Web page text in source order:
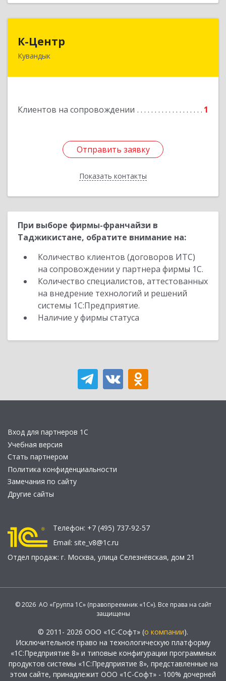
К-Центр
Кувандык
Клиентов на сопровождении 1
Отправить заявку
Показать контакты
462243, Оренбургская обл, Кувандыкский р-н,
Отправить заявку
Назад
При выборе фирмы-франчайзи в
Таджикистане, обратите внимание на:
Количество клиентов (договоров ИТС)
на сопровождении у партнера фирмы 1С.
Количество специалистов, аттестованных
на внедрение технологий и решений
системы 1С:Предприятие.
Наличие у фирмы статуса
Вход для партнеров 1С
Учебная версия
Стать партнером
Политика конфиденциальности
Замечания по сайту
Другие сайты
Телефон: +7 (495) 737-92-57
Email: site_v8@1c.ru
Отдел продаж: г. Москва, улица Селезнёвская, дом 21
© 2026 АО «Группа 1С» (правопреемник «1С»). Все права на сайт
защищены
© 2011- 2026 ООО «1С-Софт» (о компании).
Исключительное право на технологическую платформу
«1С:Предприятие 8» и типовые конфигурации программных
продуктов системы «1С:Предприятие 8», представленные на
этом сайте, принадлежит ООО «1С-Софт» - 100% дочерней